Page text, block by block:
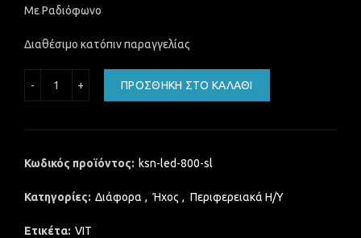
Με Ραδιόφωνο
Διαθέσιμο κατόπιν παραγγελίας
ΠΡΟΣΘΉΚΗ ΣΤΟ ΚΑΛΆΘΙ
Κωδικός προϊόντος: ksn-led-800-sl
Κατηγορίες: Διάφορα , Ήχος , Περιφερειακά Η/Υ
Ετικέτα: VIT